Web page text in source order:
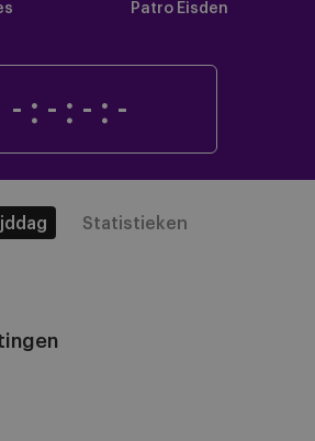
Patro Eisden
- : - : - : -
Statistieken